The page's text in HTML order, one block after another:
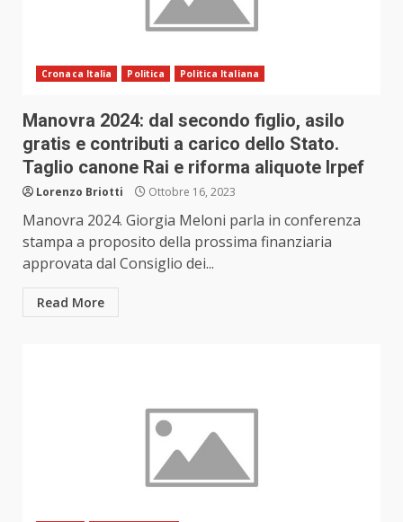
Cronaca Italia Politica Politica Italiana
Manovra 2024: dal secondo figlio, asilo
gratis e contributi a carico dello Stato.
Taglio canone Rai e riforma aliquote Irpef
Lorenzo Briotti Ottobre 16, 2023
Manovra 2024. Giorgia Meloni parla in conferenza
stampa a proposito della prossima finanziaria
approvata dal Consiglio dei...
Read More